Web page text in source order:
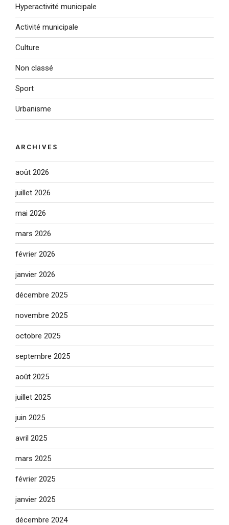
Hyperactivité municipale
Activité municipale
Culture
Non classé
Sport
Urbanisme
ARCHIVES
août 2026
juillet 2026
mai 2026
mars 2026
février 2026
janvier 2026
décembre 2025
novembre 2025
octobre 2025
septembre 2025
août 2025
juillet 2025
juin 2025
avril 2025
mars 2025
février 2025
janvier 2025
décembre 2024